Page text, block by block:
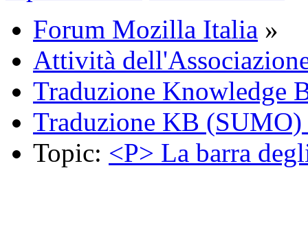
Forum Mozilla Italia »
Attività
Traduzione Knowledge
Traduzione KB
Topic: <P> La barra